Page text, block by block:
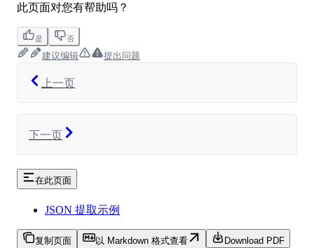
此页面对您有帮助吗？
是 否
建议编辑 提出问题
上一页
下一页
在此页面
JSON 提取示例
复制页面 以 Markdown 格式查看 Download PDF